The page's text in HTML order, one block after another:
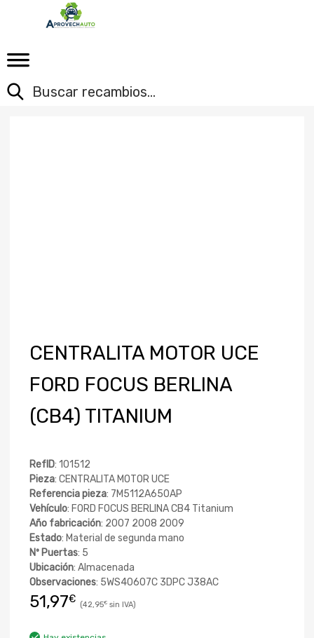
CENTRALITA MOTOR UCE
FORD FOCUS BERLINA
(CB4) TITANIUM
RefID: 101512
Pieza: CENTRALITA MOTOR UCE
Referencia pieza: 7M5112A650AP
Vehículo: FORD FOCUS BERLINA CB4 Titanium
Año fabricación: 2007 2008 2009
Estado: Material de segunda mano
Nº Puertas: 5
Ubicación: Almacenada
Observaciones: 5WS40607C 3DPC J38AC
51,97€ 42,95€